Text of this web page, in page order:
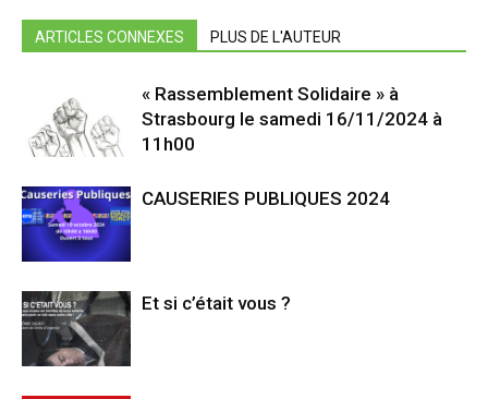
ARTICLES CONNEXES PLUS DE L'AUTEUR
« Rassemblement Solidaire » à
Strasbourg le samedi 16/11/2024 à
11h00
CAUSERIES PUBLIQUES 2024
Et si c’était vous ?